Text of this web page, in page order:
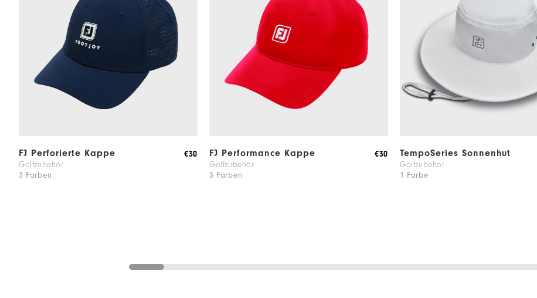
FJ Perforierte Kappe
Golfzubehör
3 Farben
€30 FJ Performance Kappe
Golfzubehör
3 Farben
€30 TempoSeries Sonnenhut
Golfzubehör
1 Farbe